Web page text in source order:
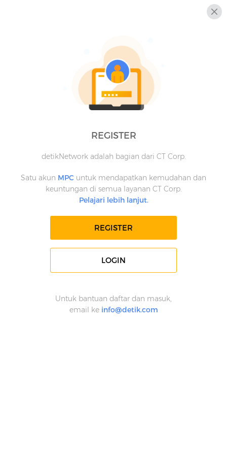
REGISTER
detikNetwork adalah bagian dari CT Corp.
Satu akun MPC untuk mendapatkan kemudahan dan
keuntungan di semua layanan CT Corp.
Pelajari lebih lanjut.
REGISTER
LOGIN
Untuk bantuan daftar dan masuk,
email ke info@detik.com